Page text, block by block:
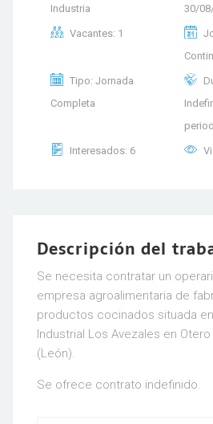
Industria
30/
Vacantes: 1
Tipo: Jornada
Completa
Interesados: 6
Descripción del
Se necesita contratar un
empresa agroalimentaria de
productos cocinados situada
Industrial Los Avezales en
(León).
Se ofrece contrato indefinido.